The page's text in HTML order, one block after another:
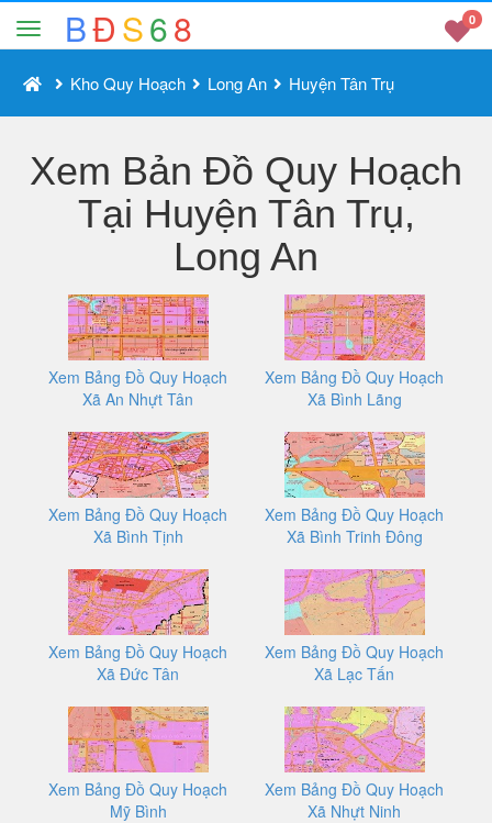
BĐS68 0
Kho Quy Hoạch Long An Huyện Tân Trụ
Xem Bản Đồ Quy Hoạch
Tại Huyện Tân Trụ,
Long An
Xem Bảng Đồ Quy Hoạch
Xã An Nhựt Tân
Xem Bảng Đồ Quy Hoạch
Xã Bình Lãng
Xem Bảng Đồ Quy Hoạch
Xã Bình Tịnh
Xem Bảng Đồ Quy Hoạch
Xã Bình Trinh Đông
Xem Bảng Đồ Quy Hoạch
Xã Đức Tân
Xem Bảng Đồ Quy Hoạch
Xã Lạc Tấn
Xem Bảng Đồ Quy Hoạch
Mỹ Bình
Xem Bảng Đồ Quy Hoạch
Xã Nhựt Ninh